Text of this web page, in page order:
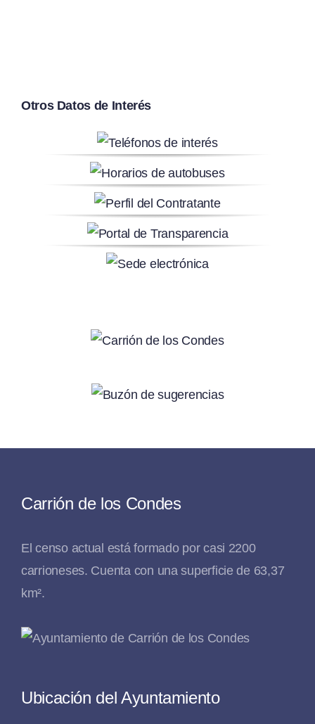
Otros Datos de Interés
Carrión de los Condes
El censo actual está formado por casi 2200
carrioneses. Cuenta con una superficie de 63,37
km².
Ubicación del Ayuntamiento